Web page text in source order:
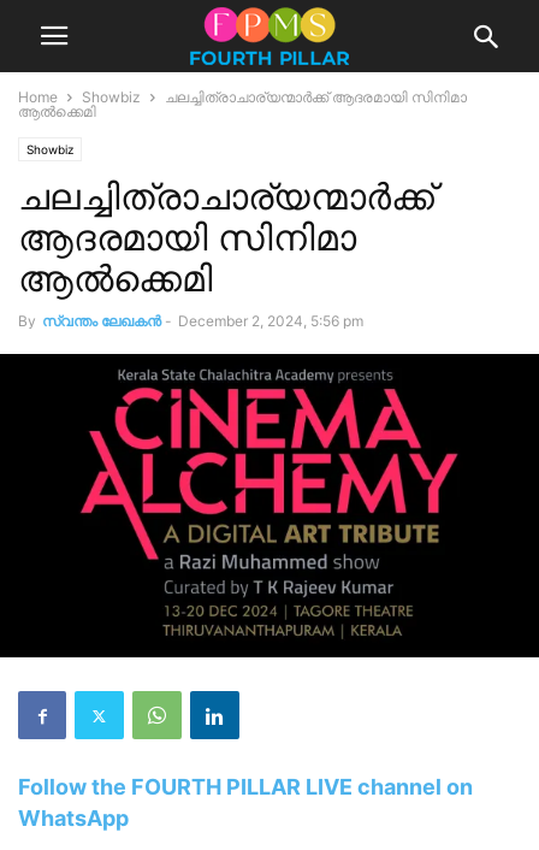
Home Showbiz
ചലച്ചിത്രാചാര്യന്മാർക്ക് ആദരമായി സിനിമാ
ആൽക്കെമി
Showbiz
ചലച്ചിത്രാചാര്യന്മാർക്ക്
ആദരമായി സിനിമാ
ആൽക്കെമി
By സ്വന്തം ലേഖകന്‍ - December 2, 2024, 5:56 pm
Follow the FOURTH PILLAR LIVE channel on
WhatsApp